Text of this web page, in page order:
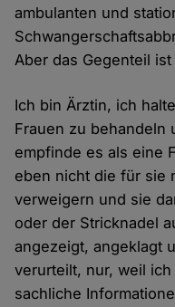
ambulanten und
Aber das Gegenteil ist
Ich bin Ärztin, ich
Frauen zu behandeln
empfinde es als eine
eben nicht die für sie
verweigern und sie
oder der Stricknadel
angezeigt, angeklagt
verurteilt, nur, weil
sachliche